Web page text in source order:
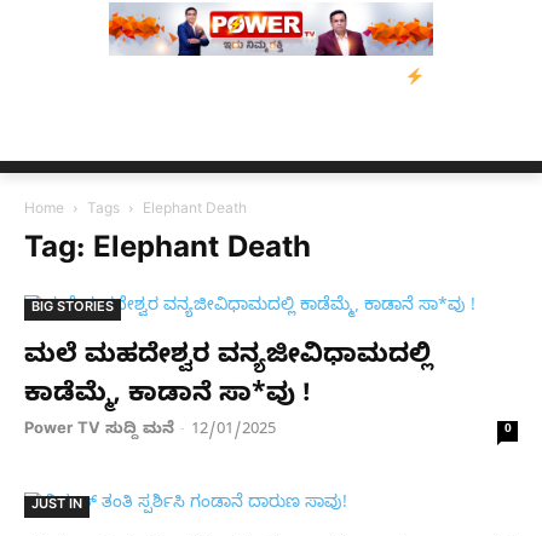
ನ್ಯೂಸ್ ಕಾರ್ಪ್‌ಗೆ
Home Tags Elephant Death
Tag: Elephant Death
BIG STORIES
ಮಲೆ ಮಹದೇಶ್ವರ ವನ್ಯಜೀವಿಧಾಮದಲ್ಲಿ
ಕಾಡೆಮ್ಮೆ, ಕಾಡಾನೆ ಸಾ*ವು !
Power TV ಸುದ್ದಿ ಮನೆ - 12/01/2025 0
JUST IN